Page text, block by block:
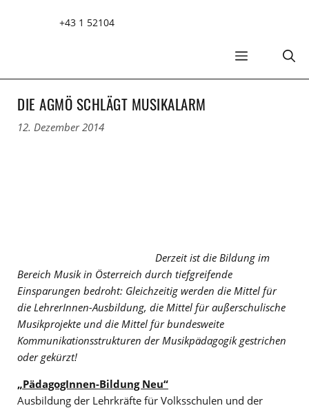
+43 1 52104
MENÜ
DIE AGMÖ SCHLÄGT MUSIKALARM
12. Dezember 2014
Derzeit ist die Bildung im
Bereich Musik in Österreich durch tiefgreifende
Einsparungen bedroht: Gleichzeitig werden die Mittel für
die LehrerInnen-Ausbildung, die Mittel für außerschulische
Musikprojekte und die Mittel für bundesweite
Kommunikationsstrukturen der Musikpädagogik gestrichen
oder gekürzt!
„PädagogInnen-Bildung Neu“
Ausbildung der Lehrkräfte für Volksschulen und der